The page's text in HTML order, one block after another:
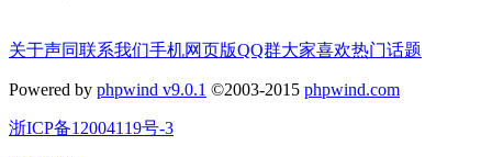
关于声同联系我们手机网页版QQ群大家喜欢热门话题
Powered by phpwind v9.0.1 ©2003-2015 phpwind.com
浙ICP备12004119号-3